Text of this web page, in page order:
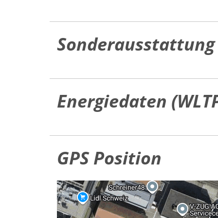
Sonderausstattung
Energiedaten
GPS Position